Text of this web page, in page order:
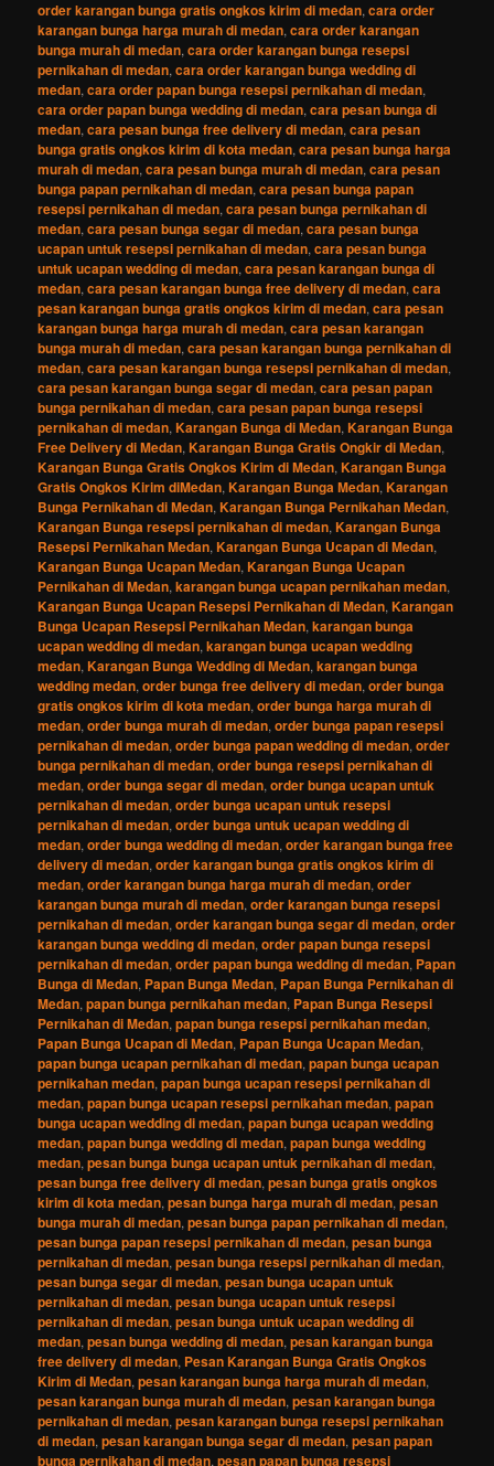
order karangan bunga gratis ongkos kirim di medan,cara order
karangan bunga harga murah di medan,cara order karangan
bunga murah di medan,cara order karangan bunga resepsi
pernikahan di medan,cara order karangan bunga wedding di
medan,cara order papan bunga resepsi pernikahan di medan,
cara order papan bunga wedding di medan,cara pesan bunga di
medan,cara pesan bunga free delivery di medan,cara pesan
bunga gratis ongkos kirim di kota medan,cara pesan bunga harga
murah di medan,cara pesan bunga murah di medan,cara pesan
bunga papan pernikahan di medan,cara pesan bunga papan
resepsi pernikahan di medan,cara pesan bunga pernikahan di
medan,cara pesan bunga segar di medan,cara pesan bunga
ucapan untuk resepsi pernikahan di medan,cara pesan bunga
untuk ucapan wedding di medan,cara pesan karangan bunga di
medan,cara pesan karangan bunga free delivery di medan,cara
pesan karangan bunga gratis ongkos kirim di medan,cara pesan
karangan bunga harga murah di medan,cara pesan karangan
bunga murah di medan,cara pesan karangan bunga pernikahan di
medan,cara pesan karangan bunga resepsi pernikahan di medan,
cara pesan karangan bunga segar di medan,cara pesan papan
bunga pernikahan di medan,cara pesan papan bunga resepsi
pernikahan di medan,Karangan Bunga di Medan,Karangan Bunga
Free Delivery di Medan,Karangan Bunga Gratis Ongkir di Medan,
Karangan Bunga Gratis Ongkos Kirim di Medan,Karangan Bunga
Gratis Ongkos Kirim diMedan,Karangan Bunga Medan,Karangan
Bunga Pernikahan di Medan,Karangan Bunga Pernikahan Medan,
Karangan Bunga resepsi pernikahan di medan,Karangan Bunga
Resepsi Pernikahan Medan,Karangan Bunga Ucapan di Medan,
Karangan Bunga Ucapan Medan,Karangan Bunga Ucapan
Pernikahan di Medan,karangan bunga ucapan pernikahan medan,
Karangan Bunga Ucapan Resepsi Pernikahan di Medan,Karangan
Bunga Ucapan Resepsi Pernikahan Medan,karangan bunga
ucapan wedding di medan,karangan bunga ucapan wedding
medan,Karangan Bunga Wedding di Medan,karangan bunga
wedding medan,order bunga free delivery di medan,order bunga
gratis ongkos kirim di kota medan,order bunga harga murah di
medan,order bunga murah di medan,order bunga papan resepsi
pernikahan di medan,order bunga papan wedding di medan,order
bunga pernikahan di medan,order bunga resepsi pernikahan di
medan,order bunga segar di medan,order bunga ucapan untuk
pernikahan di medan,order bunga ucapan untuk resepsi
pernikahan di medan,order bunga untuk ucapan wedding di
medan,order bunga wedding di medan,order karangan bunga free
delivery di medan,order karangan bunga gratis ongkos kirim di
medan,order karangan bunga harga murah di medan,order
karangan bunga murah di medan,order karangan bunga resepsi
pernikahan di medan,order karangan bunga segar di medan,order
karangan bunga wedding di medan,order papan bunga resepsi
pernikahan di medan,order papan bunga wedding di medan, Papan
Bunga di Medan, Papan Bunga Medan, Papan Bunga Pernikahan di
Medan,papan bunga pernikahan medan, Papan Bunga Resepsi
Pernikahan di Medan,papan bunga resepsi pernikahan medan,
Papan Bunga Ucapan di Medan, Papan Bunga Ucapan Medan,
papan bunga ucapan pernikahan di medan,papan bunga ucapan
pernikahan medan,papan bunga ucapan resepsi pernikahan di
medan,papan bunga ucapan resepsi pernikahan medan,papan
bunga ucapan wedding di medan,papan bunga ucapan wedding
medan,papan bunga wedding di medan,papan bunga wedding
medan,pesan bunga bunga ucapan untuk pernikahan di medan,
pesan bunga free delivery di medan,pesan bunga gratis ongkos
kirim di kota medan,pesan bunga harga murah di medan,pesan
bunga murah di medan,pesan bunga papan pernikahan di medan,
pesan bunga papan resepsi pernikahan di medan,pesan bunga
pernikahan di medan,pesan bunga resepsi pernikahan di medan,
pesan bunga segar di medan,pesan bunga ucapan untuk
pernikahan di medan,pesan bunga ucapan untuk resepsi
pernikahan di medan,pesan bunga untuk ucapan wedding di
medan,pesan bunga wedding di medan,pesan karangan bunga
free delivery di medan, Pesan Karangan Bunga Gratis Ongkos
Kirim di Medan,pesan karangan bunga harga murah di medan,
pesan karangan bunga murah di medan,pesan karangan bunga
pernikahan di medan,pesan karangan bunga resepsi pernikahan
di medan,pesan karangan bunga segar di medan,pesan papan
bunga pernikahan di medan,pesan papan bunga resepsi